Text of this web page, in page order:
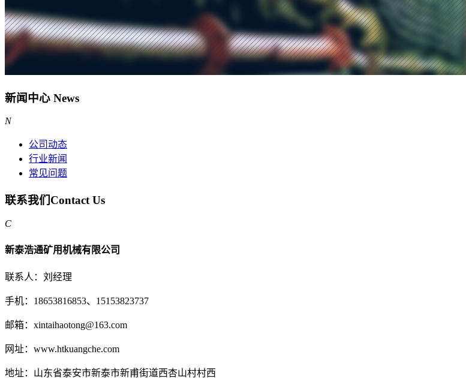
新闻中心 News
N
公司动态
行业新闻
常见问题
联系我们Contact Us
C
新泰浩通矿用机械有限公司
联系人：刘经理
手机：18653816853、15153823737
邮箱：xintaihaotong@163.com
网址：www.htkuangche.com
地址：山东省泰安市新泰市新甫街道西杏山村村西